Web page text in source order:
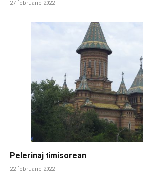
27 februarie 2022
Pelerinaj timisorean
22 februarie 2022